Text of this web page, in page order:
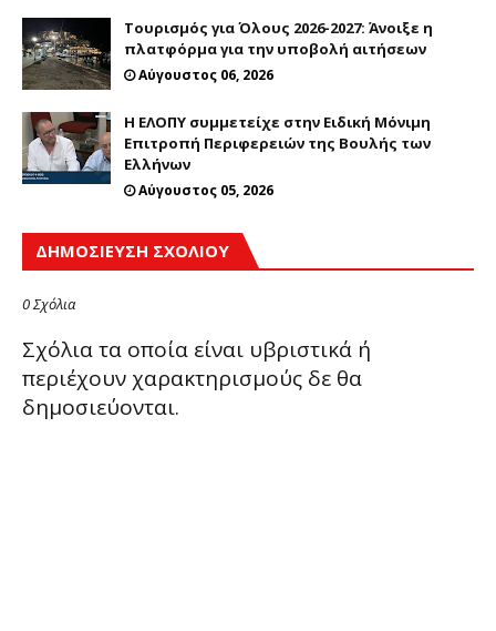
Τουρισμός για Όλους 2026-2027: Άνοιξε η
πλατφόρμα για την υποβολή αιτήσεων
Αύγουστος 06, 2026
Η ΕΛΟΠΥ συμμετείχε στην Ειδική Μόνιμη
Επιτροπή Περιφερειών της Βουλής των
Ελλήνων
Αύγουστος 05, 2026
ΔΗΜΟΣΊΕΥΣΗ ΣΧΟΛΊΟΥ
0 Σχόλια
Σχόλια τα οποία είναι υβριστικά ή
περιέχουν χαρακτηρισμούς δε θα
δημοσιεύονται.